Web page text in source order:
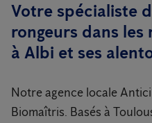
Votre spécialiste
rongeurs dans les
à Albi et ses
Notre agence locale
Biomaîtris. Basés à